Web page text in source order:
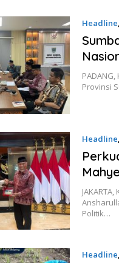
Headline,
Provinsi
Headline,
Politik…
Headline,